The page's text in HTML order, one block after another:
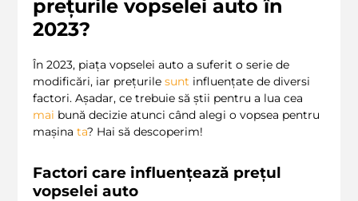
prețurile vopselei auto în
2023?
În 2023, piața vopselei auto a suferit o serie de
modificări, iar prețurile sunt influențate de diversi
factori. Așadar, ce trebuie să știi pentru a lua cea
mai bună decizie atunci când alegi o vopsea pentru
mașina ta? Hai să descoperim!
Factori care influențează prețul
vopselei auto